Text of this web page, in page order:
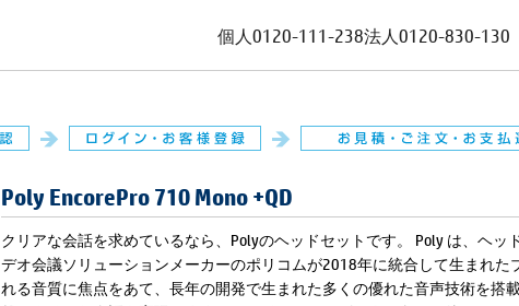
個人 0120-111-238法人 0120-830-130
Poly EncorePro 710 Mono +QD
クリアな会話を求めているなら、Polyのヘッドセットです。 Poly は、ヘッ
デオ会議ソリューションメーカーのポリコムが2018年に統合して生まれた
れる音質に焦点をあて、長年の開発で生まれた多くの優れた音声技術を搭